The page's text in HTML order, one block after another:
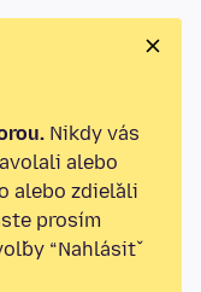
Nikdy vás
alebo
alebo zdieľali
prosím
“Nahlásiť